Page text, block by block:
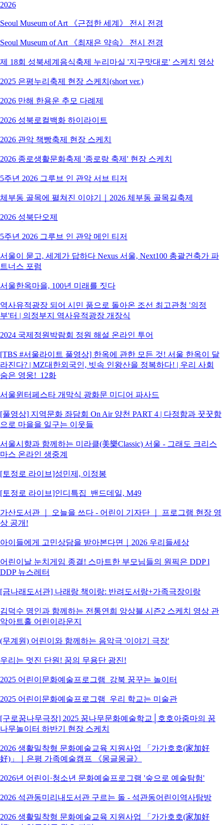
2026
Seoul Museum of Art 《근접한 세계》 전시 전경
Seoul Museum of Art 《최재은 약속》 전시 전경
제 18회 성북세계음식축제 누리마실 '지구맛대로' 스케치 영상
2025 은평누리축제 현장 스케치(short ver.)
2026 만해 한용운 추모 다례제
2026 성북로컬백화 하이라이트
2026 관악 책빵축제 현장 스케치
2026 종로생활문화축제 '종로랑 축제' 현장 스케치
5주년 2026 그루브 인 관악 서브 티저
체부동 골목에 펼쳐진 이야기｜2026 체부동 골목길축제
2026 성북단오제
5주년 2026 그루브 인 관악 메인 티저
서울이 묻고, 세계가 답하다 Nexus 서울, Next100 총괄건축가 파
트너스 포럼
서울한옥마을, 100년 미래를 짓다
역사유적광장 되어 시민 품으로 돌아온 조선 최고관청 '의정
부'터 | 의정부지 역사유적광장 개장식
2024 국제정원박람회 정원 해설 온라인 투어
[TBS #서울라이트 풀영상] 한옥에 관한 모든 것! 서울 한옥이 달
라진다? | MZ대한외국인, 빗속 인왕산을 정복하다! | 우리 사회
숨은 영웅!_12화
서울윈터페스타 개막식 광화문 미디어 파사드
[풀영상] 지역문화 좌담회 On Air 양천 PART 4 | 다정함과 꿋꿋함
으로 마을을 일구는 이웃들
서울시향과 함께하는 미라클(美樂Classic) 서울 - 그래도 크리스
마스 온라인 생중계
[토정로 라이브]성민제, 이정봉
[토정로 라이브]인디특집_밴드데일, M49
가산도서관 ｜ 오늘을 쓰다 - 어린이 기자단 ｜ 프로그램 현장 영
상 공개!
아이들에게 고민상담을 받아본다면｜2026 우리들세상
어린이날 눈치게임 종결! 스마트한 부모님들의 원픽은 DDP l
DDP 뉴스레터
[금나래도서관] 나래랑 책이랑: 반려도서랑+가족극장이랑
김덕수 명인과 함께하는 전통연희 앙상블 시즌2 스케치 영상 관
악아트홀 어린이라운지
(무계원) 어린이와 함께하는 음악극 '이야기 극장'
우리는 멋진 단원! 꿈의 무용단 광진!
2025 어린이문화예술프로그램_강북 꿈꾸는 놀이터
2025 어린이문화예술프로그램_우리 학교는 미술관
[구로꿈나무극장] 2025 꿈나무문화예술학교│호호아줌마의 꿈
나무놀이터 하반기 현장 스케치
2026 생활밀착형 문화예술교육 지원사업 「가가호호(家加好
好)」｜은평 가족예술캠프 《몽글몽글》
2026년 어린이·청소년 문화예술프로그램 '숲으로 예술탐험'
2026 석관동미리내도서관 구르는 돌 - 석관동어린이역사탐방
2026 생활밀착형 문화예술교육 지원사업 「가가호호(家加好